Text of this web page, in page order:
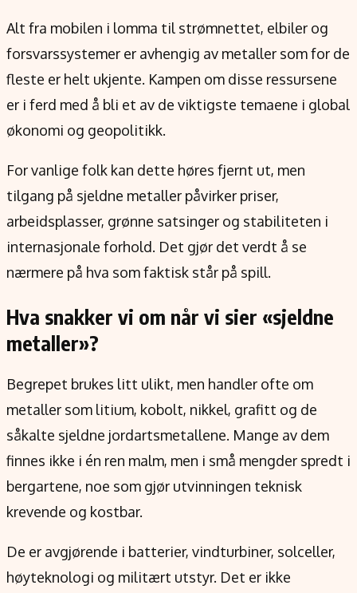
Forfattere og redaksjon
Etiske retningslinjer
Alt om penger på engelsk
Alt fra mobilen i lomma til strømnettet, elbiler og
forsvarssystemer er avhengig av metaller som for de
fleste er helt ukjente. Kampen om disse ressursene
er i ferd med å bli et av de viktigste temaene i global
økonomi og geopolitikk.
For vanlige folk kan dette høres fjernt ut, men
tilgang på sjeldne metaller påvirker priser,
arbeidsplasser, grønne satsinger og stabiliteten i
internasjonale forhold. Det gjør det verdt å se
nærmere på hva som faktisk står på spill.
Hva snakker vi om når vi sier «sjeldne
metaller»?
Begrepet brukes litt ulikt, men handler ofte om
metaller som litium, kobolt, nikkel, grafitt og de
såkalte sjeldne jordartsmetallene. Mange av dem
finnes ikke i én ren malm, men i små mengder spredt i
bergartene, noe som gjør utvinningen teknisk
krevende og kostbar.
De er avgjørende i batterier, vindturbiner, solceller,
høyteknologi og militært utstyr. Det er ikke